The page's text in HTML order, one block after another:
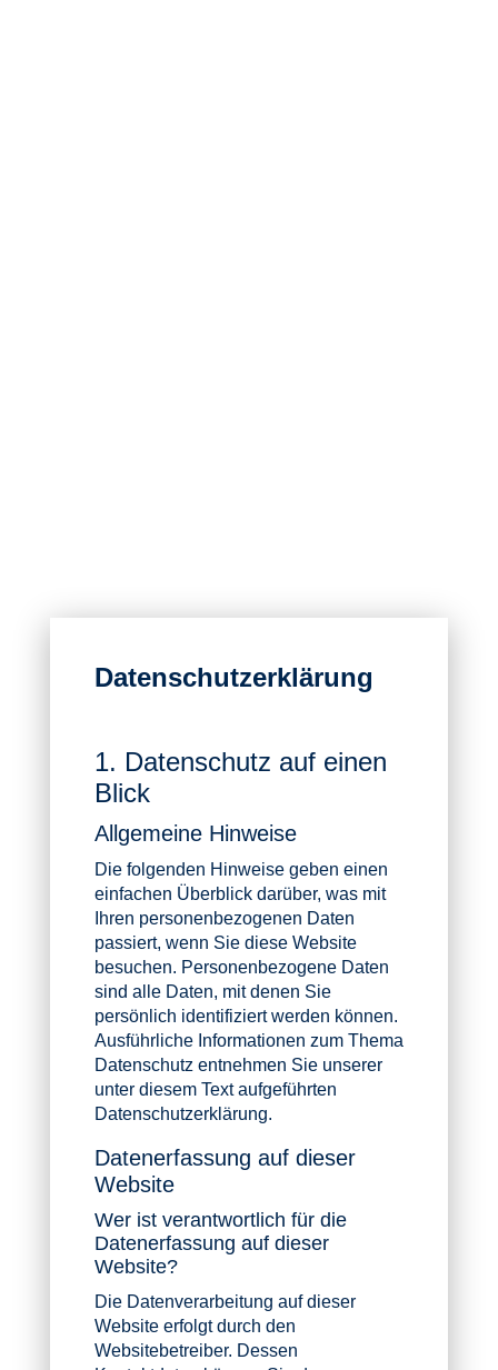
Datenschutz­erklärung
1. Datenschutz auf einen
Blick
Allgemeine Hinweise
Die folgenden Hinweise geben einen
einfachen Überblick darüber, was mit
Ihren personenbezogenen Daten
passiert, wenn Sie diese Website
besuchen. Personenbezogene Daten
sind alle Daten, mit denen Sie
persönlich identifiziert werden können.
Ausführliche Informationen zum Thema
Datenschutz entnehmen Sie unserer
unter diesem Text aufgeführten
Datenschutzerklärung.
Datenerfassung auf dieser
Website
Wer ist verantwortlich für die
Datenerfassung auf dieser
Website?
Die Datenverarbeitung auf dieser
Website erfolgt durch den
Websitebetreiber. Dessen